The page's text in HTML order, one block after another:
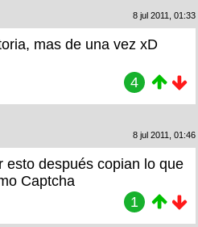
8 jul 2011, 01:33
mas de una vez xD
4
8 jul 2011, 01:46
esto después copian lo que
Captcha
1